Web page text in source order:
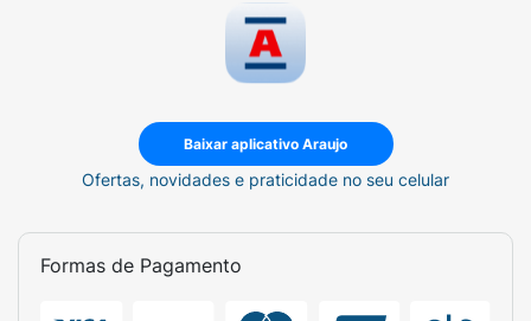
Baixar aplicativo Araujo
Ofertas, novidades e praticidade no seu celular
Formas de Pagamento